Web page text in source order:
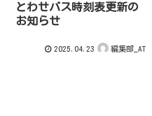
とわせバス時刻表更新の
お知らせ
2025.04.23 編集部_AT